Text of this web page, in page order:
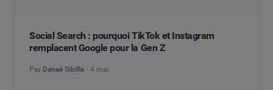
Social Search : pourquoi TikTok et Instagram
remplacent Google pour la Gen Z
Par Danaé Sibille 4 mai